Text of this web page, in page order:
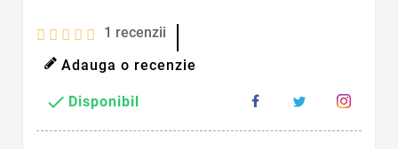
1 recenzii
Adauga o recenzie
 Disponibil